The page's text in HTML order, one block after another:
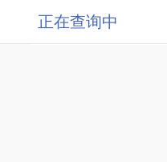
正在查询中